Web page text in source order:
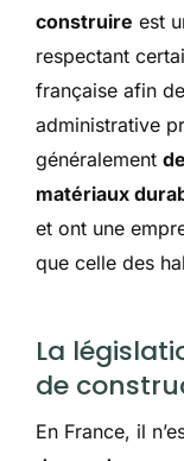
construire est
respectant
française afin
administrative
généralement
matériaux
et ont une
que celle des
La
de
En France, il